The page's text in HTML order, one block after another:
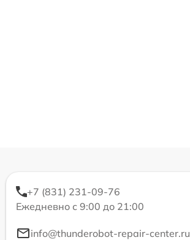
+7 (831) 231-09-76
Ежедневно с 9:00 до 21:00
info@thunderobot-repair-center.ru